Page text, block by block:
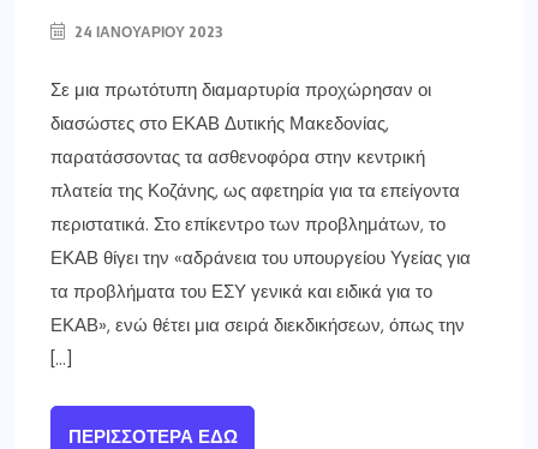
24 ΙΑΝΟΥΑΡΊΟΥ 2023
Σε μια πρωτότυπη διαμαρτυρία προχώρησαν οι
διασώστες στο ΕΚΑΒ Δυτικής Μακεδονίας,
παρατάσσοντας τα ασθενοφόρα στην κεντρική
πλατεία της Κοζάνης, ως αφετηρία για τα επείγοντα
περιστατικά. Στο επίκεντρο των προβλημάτων, το
ΕΚΑΒ θίγει την «αδράνεια του υπουργείου Υγείας για
τα προβλήματα του ΕΣΥ γενικά και ειδικά για το
ΕΚΑΒ», ενώ θέτει μια σειρά διεκδικήσεων, όπως την
[…]
ΠΕΡΙΣΣΌΤΕΡΑ ΕΔΏ